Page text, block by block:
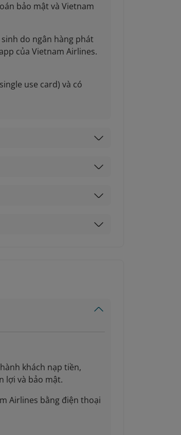
bảo mật và Vietnam
do ngân hàng phát
của Vietnam Airlines.
use card) và có
khách nạp tiền,
lợi và bảo mật.
Airlines bằng điện thoại